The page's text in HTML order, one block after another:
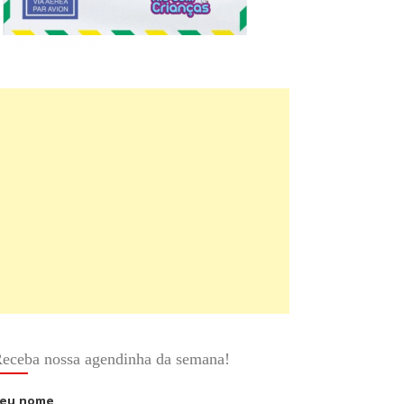
nossa agendinha da semana!